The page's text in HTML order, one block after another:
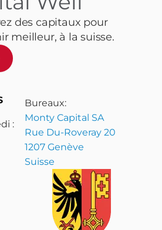
des capitaux pour
meilleur, à la suisse.
:
Bureaux:
Monty Capital SA
Rue Du-Roveray 20
1207 Genève
Suisse